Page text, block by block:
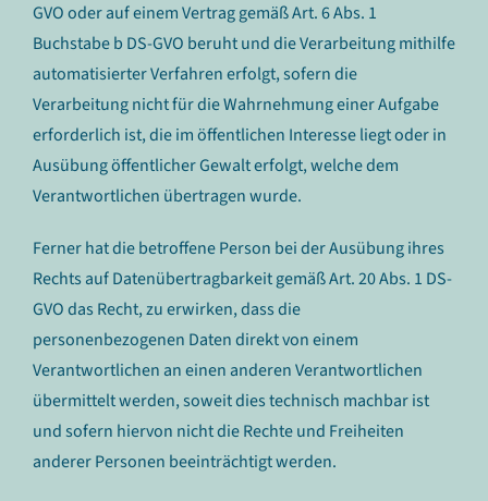
GVO oder auf einem Vertrag gemäß Art. 6 Abs. 1
Buchstabe b DS-GVO beruht und die Verarbeitung mithilfe
automatisierter Verfahren erfolgt, sofern die
Verarbeitung nicht für die Wahrnehmung einer Aufgabe
erforderlich ist, die im öffentlichen Interesse liegt oder in
Ausübung öffentlicher Gewalt erfolgt, welche dem
Verantwortlichen übertragen wurde.
Ferner hat die betroffene Person bei der Ausübung ihres
Rechts auf Datenübertragbarkeit gemäß Art. 20 Abs. 1 DS-
GVO das Recht, zu erwirken, dass die
personenbezogenen Daten direkt von einem
Verantwortlichen an einen anderen Verantwortlichen
übermittelt werden, soweit dies technisch machbar ist
und sofern hiervon nicht die Rechte und Freiheiten
anderer Personen beeinträchtigt werden.